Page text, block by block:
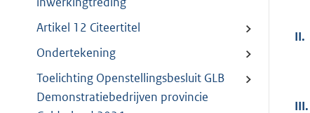
Artikel 12 Citeertitel
Ondertekening
Toelichting Openstellingsbesluit GLB
Demonstratiebedrijven provincie
II.
III.